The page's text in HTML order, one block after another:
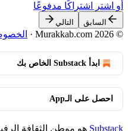
أو اشترِ اشتراكًا مدفوعًا
السابق التالي
© 2026 Murakkab.com
·
ابدأ Substack الخاص بك
احصل على الـApp
Substack هو موطن الثقافة